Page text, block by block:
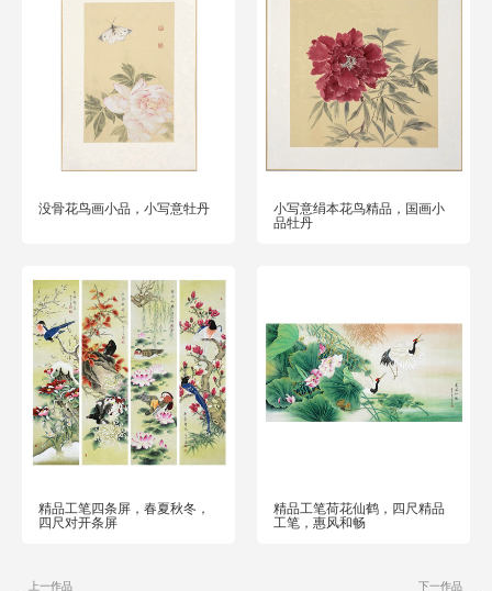
没骨花鸟画小品，小写意牡丹
小写意绢本花鸟精品，国画小
品牡丹
精品工笔四条屏，春夏秋冬，
四尺对开条屏
精品工笔荷花仙鹤，四尺精品
工笔，惠风和畅
上一作品 下一作品